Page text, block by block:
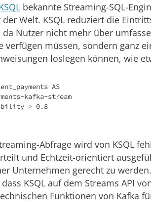
bekannte Streaming-SQL-
Welt. KSQL reduziert die
da Nutzer nicht mehr über
verfügen müssen, sondern ganz
loslegen können, wie
AS
Abfrage wird von KSQL
und Echtzeit-orientiert
Unternehmen gerecht zu
KSQL auf dem Streams API
Funktionen von Kafka